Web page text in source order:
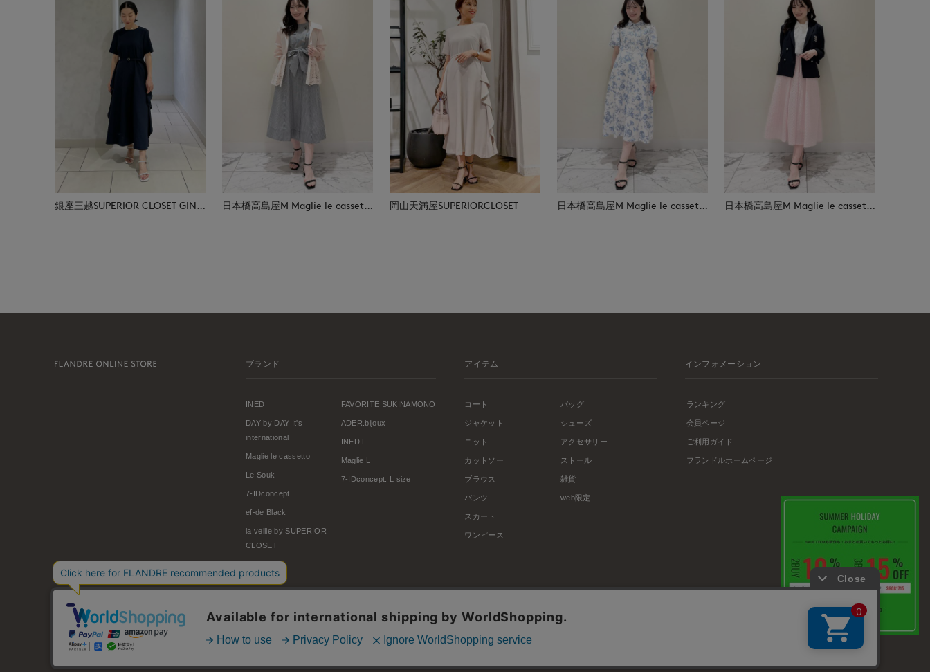
銀座三越SUPERIOR CLOSET GINZA 日本橋高島屋M Maglie le cassetto 岡山天満屋SUPERIORCLOSET 日本橋高島屋M Maglie le cassetto 日本橋高島屋M Maglie le cassetto
ブランド
INED
DAY by DAY It's
international
Maglie le cassetto
Le Souk
7-IDconcept.
ef-de Black
la veille by SUPERIOR
CLOSET
FAVORITE SUKINAMONO
ADER.bijoux
INED L
Maglie L
7-IDconcept. L size
アイテム
コート
ジャケット
ニット
カットソー
ブラウス
パンツ
スカート
ワンピース
バッグ
シューズ
アクセサリー
ストール
雑貨
web限定
インフォメーション
ランキング
会員ページ
ご利用ガイド
フランドルホームページ
© FLANDRE CO., LTD.